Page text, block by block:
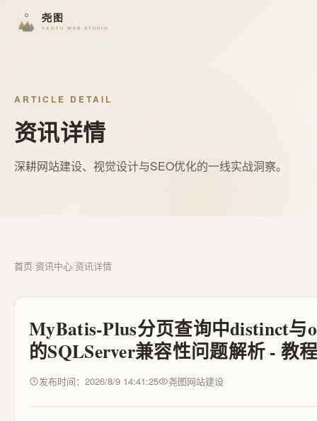
ARTICLE DETAIL
资讯详情
深耕网站建设、视觉设计与SEO优化的一线实战洞察。
首页/资讯中心/资讯详情
MyBatis-Plus分页查询中distinct与
的SQLServer兼容性问题解析 - 教
发布时间：2026/8/9 14:41:25 尧图网站建设